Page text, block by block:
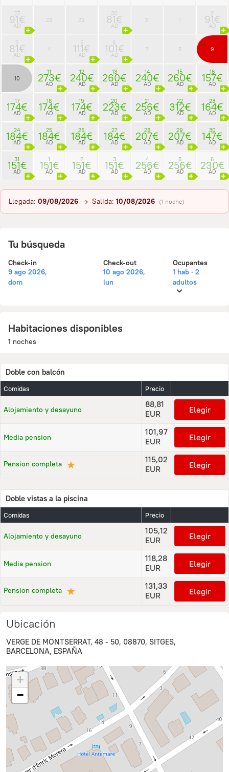
27
91€
AD
28 29
30
81€
AD
31 1
2
91€
AD
3
81€
AD
4
5
111€
AD
6
101€
AD
7 8 9
10
11
273€
AD
12
240€
AD
13
260€
AD
14
240€
AD
15
260€
AD
16
157€
AD
17
174€
AD
18
174€
AD
19
174€
AD
20
223€
AD
21
256€
AD
22
312€
AD
23
164€
AD
24
184€
AD
25
184€
AD
26
184€
AD
27
184€
AD
28
207€
AD
29
207€
AD
30
147€
AD
31
151€
AD
1
151€
AD
2
151€
AD
3
151€
AD
4
256€
AD
5
256€
AD
6
230€
AD
Llegada: 09/08/2026 → Salida: 10/08/2026 (1 noche)
Tu búsqueda
Check-in
9 ago 2026,
dom
Check-out
10 ago 2026,
lun
Ocupantes
1 hab · 2
adultos
Habitaciones disponibles
1 noches
Doble con balcón
Comidas Precio
Alojamiento y desayuno
88,81
EUR
Elegir
Media pension
101,97
EUR
Elegir
Pension completa ★
115,02
EUR
Elegir
Doble vistas a la piscina
Comidas Precio
Alojamiento y desayuno
105,12
EUR
Elegir
Media pension
118,28
EUR
Elegir
Pension completa ★
131,33
EUR
Elegir
Ubicación
VERGE DE MONTSERRAT, 48 - 50, 08870, SITGES,
BARCELONA, ESPAÑA
+
−